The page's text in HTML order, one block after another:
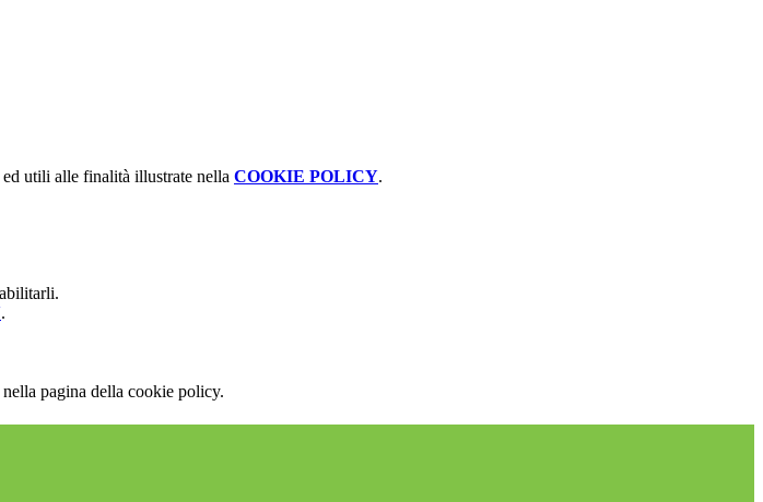
utili alle finalità illustrate nella COOKIE POLICY.
.
pagina della cookie policy.